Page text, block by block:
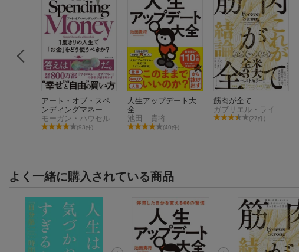
アート・オブ・スペ
ンディングマネー
モーガン・ハウセル
(93件)
人生アップデート大
全
池田 貴将
(40件)
筋肉が全て
ガブリエル・ライオン
(27件)
よく一緒に購入されている商品